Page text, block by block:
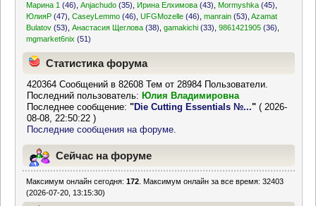
Марина 1 (46) ,Anjachudo (35) Ирина Елхимова (43) Mormyshka (45)
ЮлияР (47) ,CaseyLemmo (46) ,UFGMozelle (46) ,manrain (53) ,Azamat
Bulatov (53) ,Анастасия Щеглова (38) ,gamakichi (33) ,9861421905 (36)
mgmarket6nix (51)
Статистика форума
420364 Сообщений в 82608 Тем от 28984 Пользователи.
Последний пользователь: Юлия Владимировна
Последнее сообщение:"Die Cutting Essentials №..." ( 2026-
08-08, 22:50:22 )
Последние сообщения на форуме.
Сейчас на форуме
Максимум онлайн сегодня:172 . Максимум онлайн за все время: 32403
(2026-07-20, 13:15:30)